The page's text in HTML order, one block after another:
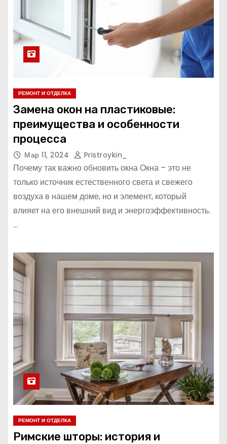
РЕМОНТ И ОТДЕЛКА
Замена окон на пластиковые:
преимущества и особенности
процесса
Мар 11, 2024 Pristroykin_
Почему так важно обновить окна Окна – это не
только источник естественного света и свежего
воздуха в нашем доме, но и элемент, который
влияет на его внешний вид и энергоэффективность.
…
РЕМОНТ И ОТДЕЛКА
Римские шторы: история и